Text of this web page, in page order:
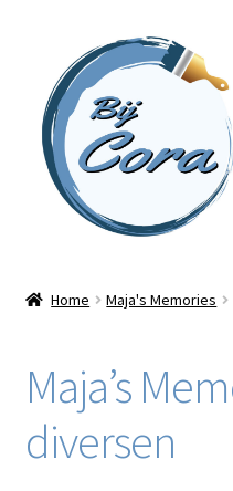
naar
navigatie
inhoud
Online cursussen
Shop
Home Maja's Memories
Maja’s
diversen